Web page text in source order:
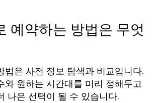
예약하는 방법은 무엇
법은 사전 정보 탐색과 비교입니다.
와 원하는 시간대를 미리 정해두고
나은 선택이 될 수 있습니다.